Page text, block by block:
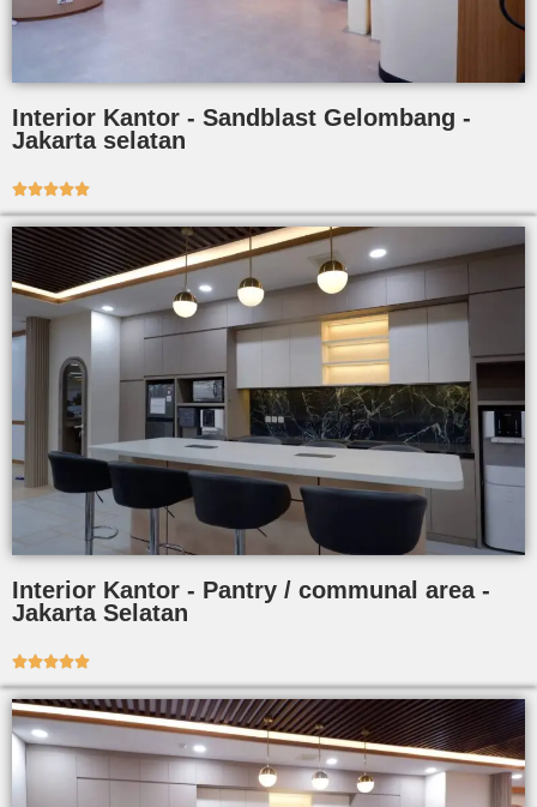
Interior Kantor - Sandblast Gelombang -
Jakarta selatan

Interior Kantor - Pantry / communal area -
Jakarta Selatan
